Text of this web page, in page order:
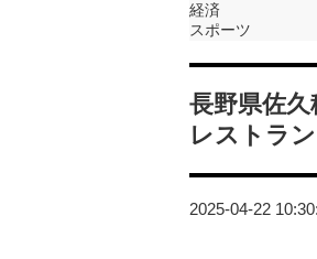
経済
スポーツ
長野県佐
レストラ
2025-04-22